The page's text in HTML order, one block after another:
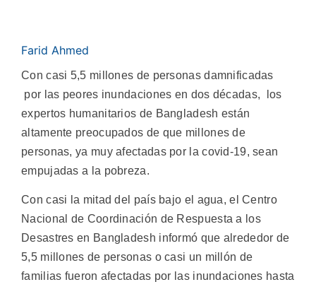
Farid Ahmed
Con casi 5,5 millones de personas damnificadas
por las peores inundaciones en dos décadas, los
expertos humanitarios de Bangladesh están
altamente preocupados de que millones de
personas, ya muy afectadas por la covid-19, sean
empujadas a la pobreza.
Con casi la mitad del país bajo el agua, el Centro
Nacional de Coordinación de Respuesta a los
Desastres en Bangladesh informó que alrededor de
5,5 millones de personas o casi un millón de
familias fueron afectadas por las inundaciones hasta